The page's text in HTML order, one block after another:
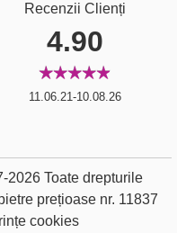
Recenzii Clienți
4.90
11.06.21-10.08.26
Toate drepturile
prețioase nr. 11837
cookies